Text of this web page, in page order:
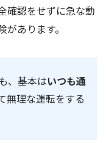
確認をせずに急な動
あります。
、基本はいつも通
無理な運転をする